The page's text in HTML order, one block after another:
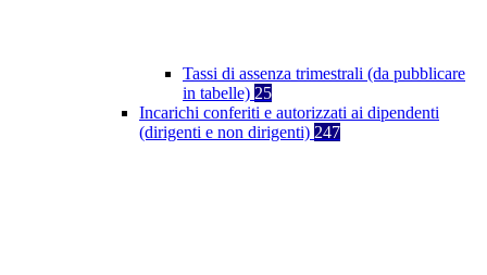
Tassi di assenza trimestrali (da pubblicare
in tabelle) 25
Incarichi conferiti e autorizzati ai dipendenti
(dirigenti e non dirigenti) 247